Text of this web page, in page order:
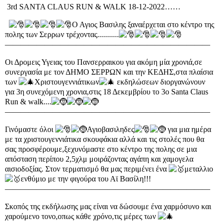
3rd SANTA CLAUS RUN & WALK 18-12-2022……
Ο Αγιος Βασιλης ξαναέρχεται στο κέντρο της
πολης των Σερρων τρέχοντας...........
——————————————————————————
Οι Δρομεις Υγειας του Πανσερραικου για ακόμη μία χρονιά,σε
συνεργασία με τον ΔΗΜΟ ΣΕΡΡΩΝ και την ΚΕΔΗΣ,στα πλαίσια
των
Χριστουγεννιάτικων
εκδηλώσεων διοργανώνουν
για 3η συνεχόμενη χρονια,στις 18 Δεκεμβρίου το 3ο Santa Claus
Run & walk....
——————————————————————————
Γινόμαστε όλοι Αγιοβασιληδες
για μια ημέρα
με τα χριστουγεννιάτικα σκουφάκια αλλά και τις στολές που θα
σας προσφέρουμε,ξεχυνόμαστε στο κέντρο της πολης σε μια
απόσταση περίπου 2,5χλμ μοιράζοντας αγάπη και χαμογελα
αισιοδοξίας. Στον τερματισμό θα μας περιμένει ένα
μεταλλιο
ενθύμιο με την φιγούρα του Αϊ Βασίλη!!!
——————————————————————————
Σκοπός της εκδήλωσης μας είναι να δώσουμε ένα χαρμόσυνο και
χαρούμενο τονο,οπως κάθε χρόνο,τις μέρες των